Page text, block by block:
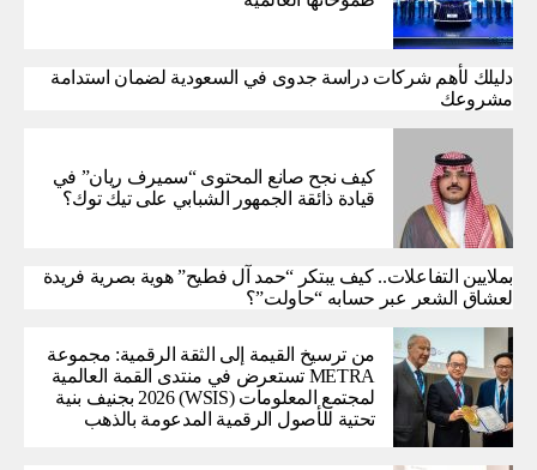
دليلك لأهم شركات دراسة جدوى في السعودية لضمان استدامة
مشروعك
كيف نجح صانع المحتوى “سميرف ريان” في
قيادة ذائقة الجمهور الشبابي على تيك توك؟
بملايين التفاعلات.. كيف يبتكر “حمد آل فطيح” هوية بصرية فريدة
لعشاق الشعر عبر حسابه “حاولت”؟
من ترسيخ القيمة إلى الثقة الرقمية: مجموعة
METRA تستعرض في منتدى القمة العالمية
لمجتمع المعلومات (WSIS) 2026 بجنيف بنية
تحتية للأصول الرقمية المدعومة بالذهب